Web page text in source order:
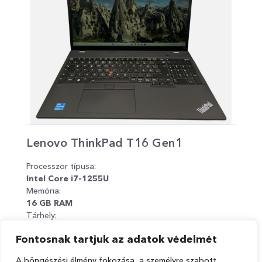
Fontosnak tartjuk az adatok védelmét
Lenovo ThinkPad T16 Gen1
Processzor típusa:
Intel Core i7-1255U
Memória:
16 GB RAM
Tárhely:
Kijelző: